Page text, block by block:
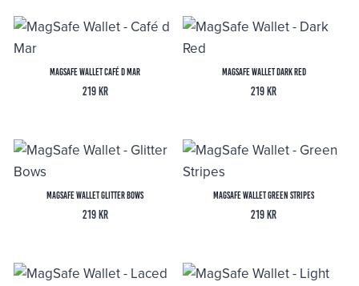
MagSafe Wallet Café d Mar
219 kr
MagSafe Wallet Dark Red
219 kr
MagSafe Wallet Glitter Bows
219 kr
MagSafe Wallet Green Stripes
219 kr